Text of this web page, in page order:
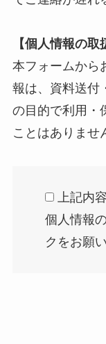
【個人情報の取
本フォームから
報は、資料送付
の目的で利用・
ことはありませ
上記内
個人情報
クをお願